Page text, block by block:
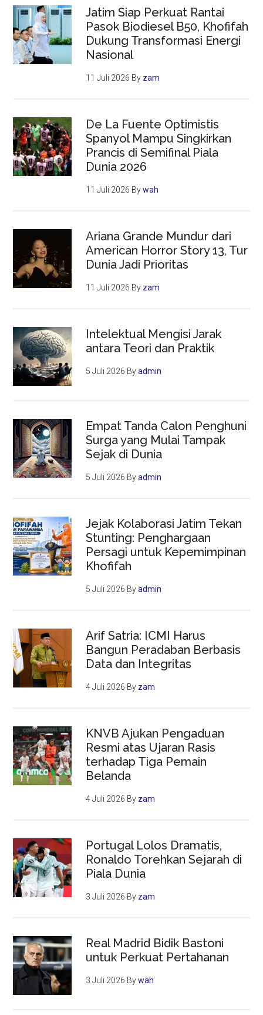
Jatim Siap Perkuat Rantai
Pasok Biodiesel B50, Khofifah
Dukung Transformasi Energi
Nasional
11 Juli 2026 By zam
De La Fuente Optimistis
Spanyol Mampu Singkirkan
Prancis di Semifinal Piala
Dunia 2026
11 Juli 2026 Bywah
Ariana Grande Mundur dari
American Horror Story 13, Tur
Dunia Jadi Prioritas
11 Juli 2026 By zam
Intelektual Mengisi Jarak
antara Teori dan Praktik
5 Juli 2026 Byadmin
Empat Tanda Calon Penghuni
Surga yang Mulai Tampak
Sejak di Dunia
5 Juli 2026 Byadmin
Jejak Kolaborasi Jatim Tekan
Stunting: Penghargaan
Persagi untuk Kepemimpinan
Khofifah
5 Juli 2026 Byadmin
Arif Satria: ICMI Harus
Bangun Peradaban Berbasis
Data dan Integritas
4 Juli 2026 By zam
KNVB Ajukan Pengaduan
Resmi atas Ujaran Rasis
terhadap Tiga Pemain
Belanda
4 Juli 2026 By zam
Portugal Lolos Dramatis,
Ronaldo Torehkan Sejarah di
Piala Dunia
3 Juli 2026 By zam
Real Madrid Bidik Bastoni
untuk Perkuat Pertahanan
3 Juli 2026 Bywah